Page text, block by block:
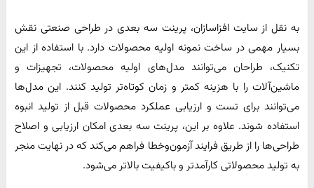
به نقل از سایت افزاسازان، پرینت سه بعدی در طراحی صنعتی نقش
بسیار مهمی در ساخت نمونه اولیه محصولات دارد. با استفاده از این
تکنیک، طراحان می‌توانند مدل‌های اولیه محصولات، تجهیزات و
ماشین‌آلات را با هزینه کمتر و زمان کوتاه‌تر تولید کنند. این مدل‌ها
می‌توانند برای تست و ارزیابی عملکرد محصولات قبل از تولید انبوه
استفاده شوند. علاوه بر این، پرینت سه بعدی امکان ارزیابی و اصلاح
طراحی‌ها را از طریق فرایند آزمون‌وخطا فراهم می‌کند که در نهایت منجر
به تولید محصولاتی کارآمدتر و باکیفیت بالاتر می‌شود.